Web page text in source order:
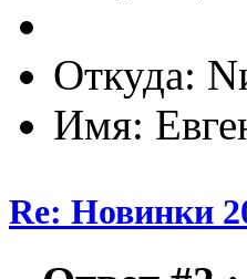
Откуда:
Имя:
Re: Новинки